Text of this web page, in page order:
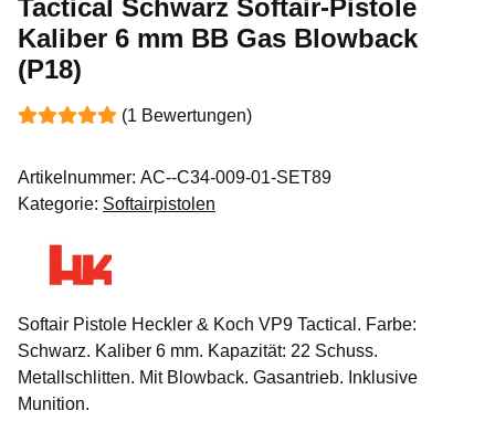
Tactical Schwarz Softair-Pistole
Kaliber 6 mm BB Gas Blowback
(P18)
(1 Bewertungen)
Artikelnummer: AC--C34-009-01-SET89
Kategorie: Softairpistolen
Softair Pistole Heckler & Koch VP9 Tactical. Farbe:
Schwarz. Kaliber 6 mm. Kapazität: 22 Schuss.
Metallschlitten. Mit Blowback. Gasantrieb. Inklusive
Munition.